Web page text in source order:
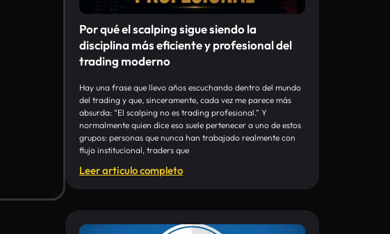
Por qué el scalping sigue siendo la
disciplina más eficiente y profesional del
trading moderno
Hay una frase que llevo años escuchando dentro del mundo
del trading y que, sinceramente, cada vez me parece más
absurda: “El scalping no es trading profesional.” Y
normalmente quien dice eso suele pertenecer a uno de estos
grupos: personas que nunca han trabajado realmente con
flujo institucional, traders que
Leer articulo completo